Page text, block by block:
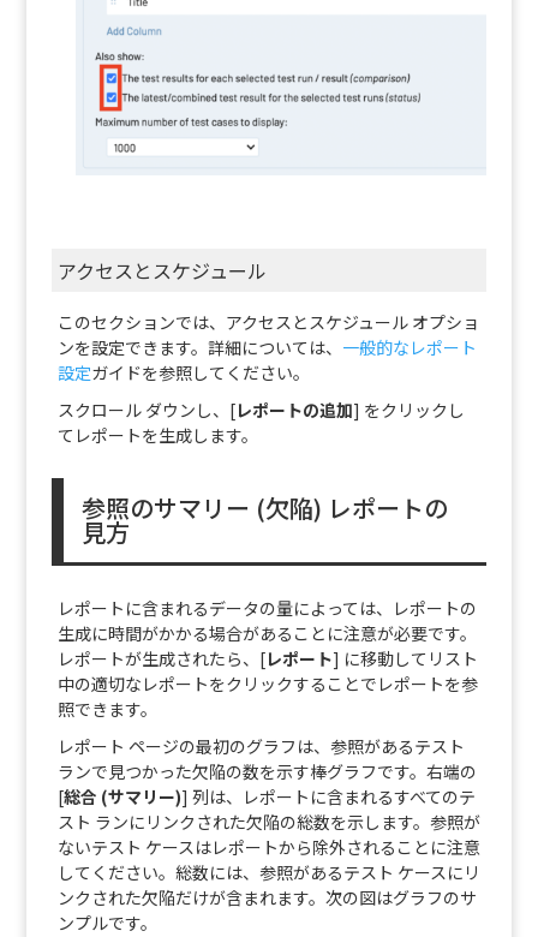
アクセスとスケジュール
このセクションでは、アクセスとスケジュール オプショ
ンを設定できます。詳細については、 一般的なレポート
設定ガイドを参照してください。
スクロール ダウンし、[レポートの追加] をクリックし
てレポートを生成します。
参照のサマリー (欠陥) レポートの
見方
レポートに含まれるデータの量によっては、レポートの
生成に時間がかかる場合があることに注意が必要です。
レポートが生成されたら、[レポート] に移動してリスト
中の適切なレポートをクリックすることでレポートを参
照できます。
レポート ページの最初のグラフは、参照があるテスト
ランで見つかった欠陥の数を示す棒グラフです。右端の
[総合 (サマリー)] 列は、レポートに含まれるすべてのテ
スト ランにリンクされた欠陥の総数を示します。参照が
ないテスト ケースはレポートから除外されることに注意
してください。総数には、参照があるテスト ケースにリ
ンクされた欠陥だけが含まれます。次の図はグラフのサ
ンプルです。